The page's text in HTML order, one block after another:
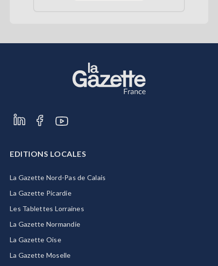
EDITIONS LOCALES
La Gazette Nord-Pas de Calais
La Gazette Picardie
Les Tablettes Lorraines
La Gazette Normandie
La Gazette Oise
La Gazette Moselle